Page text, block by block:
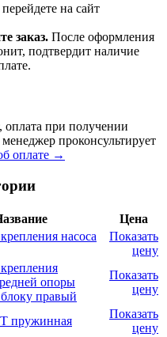
на сайт
заказ. После оформления
подтвердит наличие
при получении
проконсультирует
оплате →
Цена
насоса
Показать
цену
опоры
блоку правый
Показать
цену
пружинная
Показать
цену